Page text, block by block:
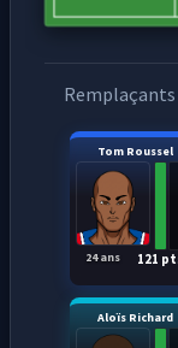
Remplaçants
Tom Roussel
121
24 ans
Aloïs Richard